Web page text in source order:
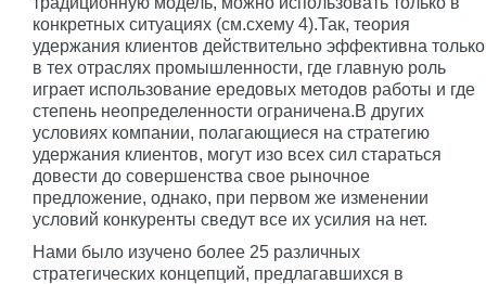
конкретных ситуациях (см.схему 4).Так, теория
удержания клиентов действительно эффективна только
в тех отраслях промышленности, где главную роль
играет использование ередовых методов работы и где
степень неопределенности ограничена.В других
условиях компании, полагающиеся на стратегию
удержания клиентов, могут изо всех сил стараться
довести до совершенства свое рыночное
предложение, однако, при первом же изменении
условий конкуренты сведут все их усилия на нет.
Нами было изучено более 25 различных
стратегических концепций, предлагавшихся в